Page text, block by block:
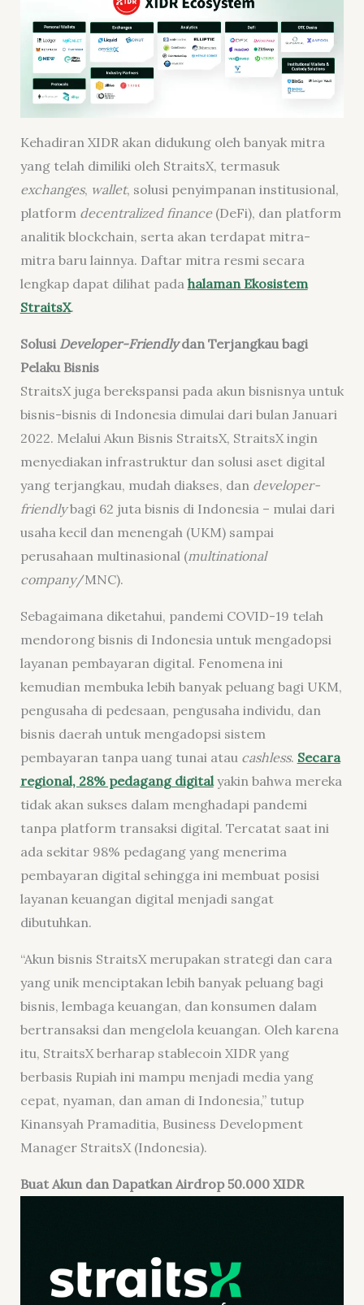
Kehadiran XIDR akan didukung oleh banyak mitra
yang telah dimiliki oleh StraitsX, termasuk
exchanges, wallet, solusi penyimpanan institusional,
platform decentralized finance(DeFi), dan platform
analitik blockchain, serta akan terdapat mitra-
mitra baru lainnya. Daftar mitra resmi secara
lengkap dapat dilihat pada halaman Ekosistem
StraitsX.
Solusi Developer-Friendly dan Terjangkau bagi
Pelaku Bisnis
StraitsX juga berekspansi pada akun bisnisnya untuk
bisnis-bisnis di Indonesia dimulai dari bulan Januari
2022. Melalui Akun Bisnis StraitsX, StraitsX ingin
menyediakan infrastruktur dan solusi aset digital
yang terjangkau, mudah diakses, dan developer-
friendlybagi 62 juta bisnis di Indonesia – mulai dari
usaha kecil dan menengah (UKM) sampai
perusahaan multinasional (multinational
company/MNC).
Sebagaimana diketahui, pandemi COVID-19 telah
mendorong bisnis di Indonesia untuk mengadopsi
layanan pembayaran digital. Fenomena ini
kemudian membuka lebih banyak peluang bagi UKM,
pengusaha di pedesaan, pengusaha individu, dan
bisnis daerah untuk mengadopsi sistem
pembayaran tanpa uang tunai atau cashless. Secara
regional, 28% pedagang digitalyakin bahwa mereka
tidak akan sukses dalam menghadapi pandemi
tanpa platform transaksi digital. Tercatat saat ini
ada sekitar 98% pedagang yang menerima
pembayaran digital sehingga ini membuat posisi
layanan keuangan digital menjadi sangat
dibutuhkan.
“Akun bisnis StraitsX merupakan strategi dan cara
yang unik menciptakan lebih banyak peluang bagi
bisnis, lembaga keuangan, dan konsumen dalam
bertransaksi dan mengelola keuangan. Oleh karena
itu, StraitsX berharap stablecoin XIDR yang
berbasis Rupiah ini mampu menjadi media yang
cepat, nyaman, dan aman di Indonesia,” tutup
Kinansyah Pramaditia, Business Development
Manager StraitsX (Indonesia).
Buat Akun dan Dapatkan Airdrop 50.000 XIDR